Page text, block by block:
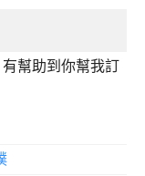
幫助到你幫我訂